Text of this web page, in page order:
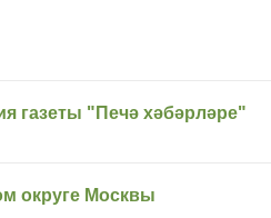
газеты "Печә хәбәрләре"
округе Москвы